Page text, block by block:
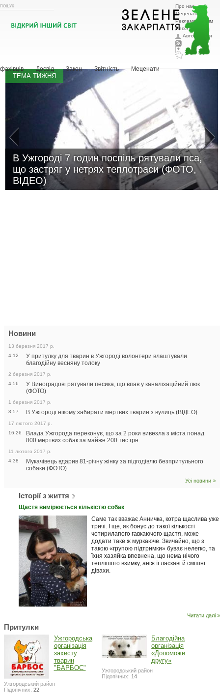
В Ужгороді 7 годин поспіль рятували пса,
що застряг у нетрях теплотраси (ФОТО,
ВІДЕО)
ТЕМА ТИЖНЯ
Новини
13 березня 2017 р.
4:12
У притулку для тварин в Ужгороді волонтери влаштували
благодійну весняну толоку
2 березня 2017 р.
4:56
У Виноградові рятували песика, що впав у каналізаційний люк
(ФОТО)
1 березня 2017 р.
3:57
В Ужгороді нікому забирати мертвих тварин з вулиць (ВІДЕО)
17 лютого 2017 р.
16:26
Влада Ужгорода переконує, що за 2 роки вивезла з міста понад
800 мертвих собак за майже 200 тис грн
11 лютого 2017 р.
4:38
Мукачівець вдарив 81-річну жінку за підгодівлю безпритульного
собаки (ФОТО)
Усі новини
Історії з життя
Щастя вимірюється кількістю собак
Саме так вважає Анничка, котра щаслива уже
тричі. І ще, як бонус до такої кількості
чотирилапого гавкаючого щастя, може
додати таке ж муркаюче. Звичайно, що з
такою «групою підтримки» буває нелегко, та
їхня хазяйка впевнена, що нема нічого
теплішого взимку, аніж її ласкаві й смішні
дівахи.
Читати далі
Притулки
Ужгородська
організація
захисту
тварин
"БАРБОС"
Ужгородський район
Підопічних: 22
Благодійна
організація
«Допоможи
другу»
Ужгородський район
Підопічних: 14
Про нас
Меценатам
Рекламодавцям
Реєстрація
Авторизація
Ландшафтний
Поради
фахівців
Досвід Закон Звітність Меценати